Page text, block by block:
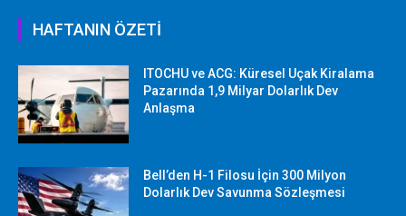
HAFTANIN ÖZETİ
ITOCHU ve ACG: Küresel Uçak Kiralama
Pazarında 1,9 Milyar Dolarlık Dev
Anlaşma
Bell’den H-1 Filosu İçin 300 Milyon
Dolarlık Dev Savunma Sözleşmesi